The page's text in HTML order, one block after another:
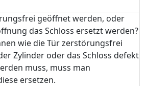
geöffnet werden, oder
das Schloss ersetzt werden?
wie die Tür zerstörungsfrei
Zylinder oder das Schloss defekt
muss, muss man
ersetzen.